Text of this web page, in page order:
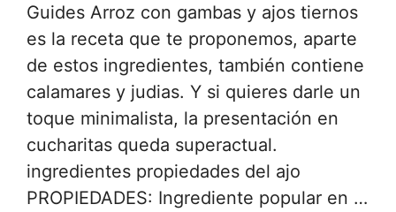
Guides Arroz con gambas y ajos tiernos
es la receta que te proponemos, aparte
de estos ingredientes, también contiene
calamares y judias. Y si quieres darle un
toque minimalista, la presentación en
cucharitas queda superactual.
ingredientes propiedades del ajo
PROPIEDADES: Ingrediente popular en …